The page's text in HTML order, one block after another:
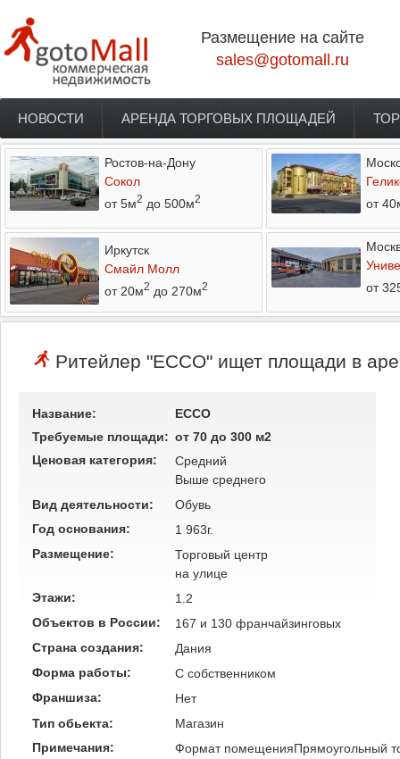
Размещение на сайте
sales@gotomall.ru
Главное меню
НОВОСТИ АРЕНДА ТОРГОВЫХ ПЛОЩАДЕЙ
Ростов-на-Дону
Сокол
от 5м2 до 500м2
от
Иркутск
Смайл Молл
от 20м2 до 270м2
от
Ритейлер "ECCO" ищет площади в
Название:
ECCO
Требуемые площади: от 70 до 300 м2
Ценовая категория:
Средний
Выше среднего
Вид деятельности:
Обувь
Год основания:
1 963г.
Размещение:
Торговый центр
на улице
Этажи:
1.2
Объектов в России:
167 и 130 франчайзинговых
Страна создания:
Дания
Форма работы:
C собственником
Франшиза:
Нет
Тип обьекта:
Магазин
Примечания:
Формат помещенияПрямоугольный